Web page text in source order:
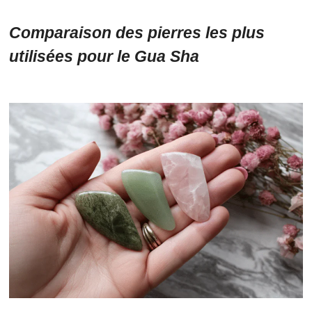
Comparaison des pierres les plus
utilisées pour le Gua Sha